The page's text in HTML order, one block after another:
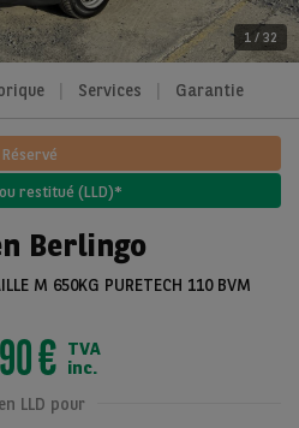
1 / 32
Services Garantie
Réservé
restitué (LLD)*
Berlingo
M 650KG PURETECH 110 BVM
€ TVA
inc.
LLD pour